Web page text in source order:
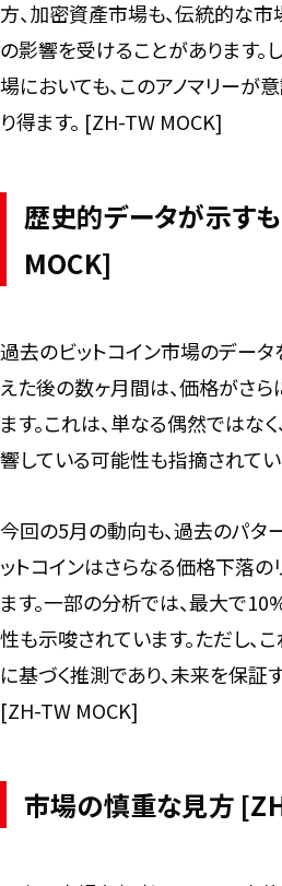
方、加密資產市場も、伝統的な
の影響を受けることがあります。
場においても、このアノマリーが
り得ます。 [ZH-TW MOCK]
歴史的データが示す
MOCK]
過去のビットコイン市場のデー
えた後の数ヶ月間は、価格がさ
ます。これは、単なる偶然ではな
響している可能性も指摘されて
今回の5月の動向も、過去のパタ
ットコインはさらなる価格下落の
ます。一部の分析では、最大で
性も示唆されています。ただし、
に基づく推測であり、未来を保証
[ZH-TW MOCK]
市場の慎重な見方